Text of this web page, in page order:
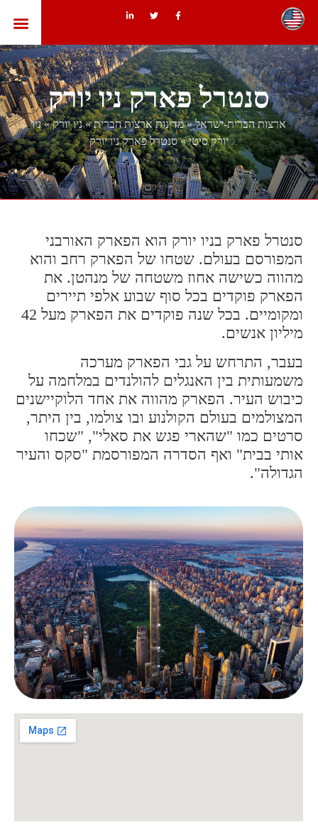
סנטרל פארק ניו יורק
ארצות הברית-ישראל»מדינות ארצות הברית»ניו יורק»ניו
יורק סיטי»סנטרל פארק ניו יורק
סנטרל פארק בניו יורק הוא הפארק האורבני
המפורסם בעולם. שטחו של הפארק רחב והוא
מהווה כשישה אחוז משטחה של מנהטן. את
הפארק פוקדים בכל סוף שבוע אלפי תיירים
ומקומיים. בכל שנה פוקדים את הפארק מעל 42
מיליון אנשים.
בעבר, התרחש על גבי הפארק מערכה
משמעותית בין האנגלים להולנדים במלחמה על
כיבוש העיר. הפארק מהווה את אחד הלוקיישנים
המצולמים בעולם הקולנוע ובו צולמו, בין היתר,
סרטים כמו "שהארי פגש את סאלי", "שכחו
אותי בבית" ואף הסדרה המפורסמת "סקס והעיר
הגדולה".